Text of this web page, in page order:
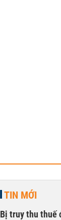
TIN MỚI
Bị truy thu thuế